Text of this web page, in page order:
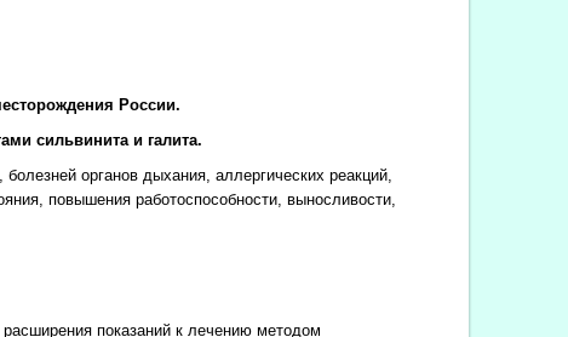
России.
сильвинита и галита.
органов дыхания, аллергических реакций,
повышения работоспособности, выносливости,
показаний к лечению методом